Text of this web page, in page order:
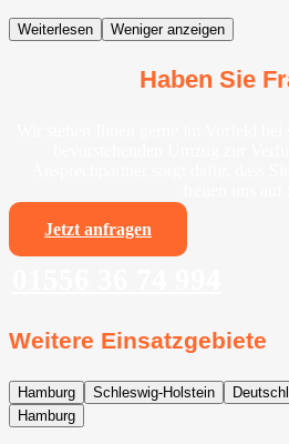
Weiterlesen Weniger anzeigen
Haben Sie
Jetzt anfragen
Weitere Einsatzgebiete
Hamburg Schleswig-Holstein
Hamburg